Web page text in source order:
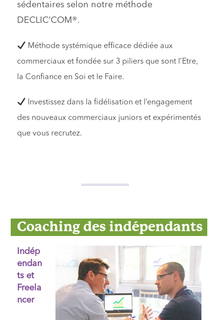
sédentaires selon notre méthode
DECLIC’COM®.
Méthode systémique efficace dédiée aux
commerciaux et fondée sur 3 piliers que sont l’Etre,
la Confiance en Soi et le Faire.
Investissez dans la fidélisation et l’engagement
des nouveaux commerciaux juniors et expérimentés
que vous recrutez.
Coaching des indépendants
Indép
endan
ts et
Freela
ncer